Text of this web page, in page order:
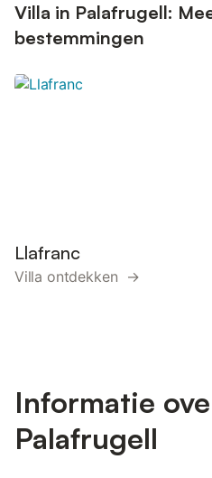
Villa in Palafrugell:
bestemmingen
Llafranc
Villa ontdekken →
Informatie
Palafrugell